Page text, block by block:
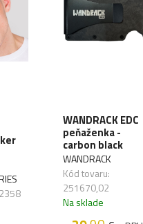
WANDRACK EDC
peňaženka -
carbon black
WANDRACK
Kód tovaru:
251670,02
Na sklade